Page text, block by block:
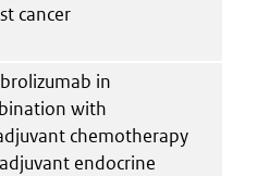
cancer
in
with
chemotherapy
endocrine